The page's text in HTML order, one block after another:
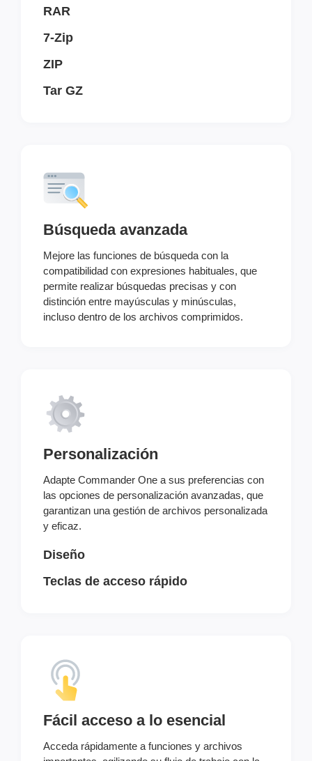
RAR
7-Zip
ZIP
Tar GZ
Búsqueda avanzada
Mejore las funciones de búsqueda con la
compatibilidad con expresiones habituales, que
permite realizar búsquedas precisas y con
distinción entre mayúsculas y minúsculas,
incluso dentro de los archivos comprimidos.
Personalización
Adapte Commander One a sus preferencias con
las opciones de personalización avanzadas, que
garantizan una gestión de archivos personalizada
y eficaz.
Diseño
Teclas de acceso rápido
Fácil acceso a lo esencial
Acceda rápidamente a funciones y archivos